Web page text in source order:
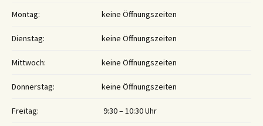
Montag: keine Öffnungszeiten
Dienstag: keine Öffnungszeiten
Mittwoch: keine Öffnungszeiten
Donnerstag: keine Öffnungszeiten
Freitag: 9:30 – 10:30 Uhr